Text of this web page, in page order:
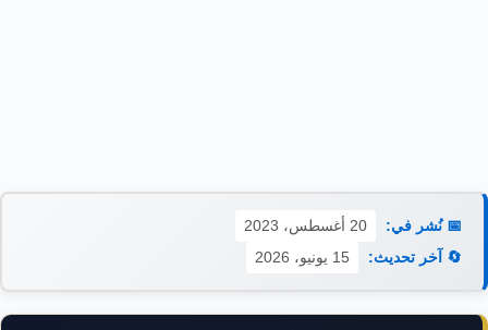
📅 نُشر في:
20 أغسطس، 2023
🔄 آخر تحديث:
15 يونيو، 2026